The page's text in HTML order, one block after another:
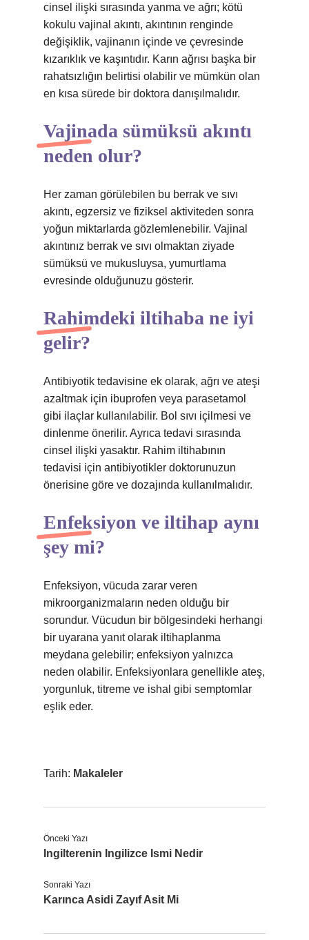
cinsel ilişki sırasında yanma ve ağrı; kötü
kokulu vajinal akıntı, akıntının renginde
değişiklik, vajinanın içinde ve çevresinde
kızarıklık ve kaşıntıdır. Karın ağrısı başka bir
rahatsızlığın belirtisi olabilir ve mümkün olan
en kısa sürede bir doktora danışılmalıdır.
Vajinada sümüksü akıntı
neden olur?
Her zaman görülebilen bu berrak ve sıvı
akıntı, egzersiz ve fiziksel aktiviteden sonra
yoğun miktarlarda gözlemlenebilir. Vajinal
akıntınız berrak ve sıvı olmaktan ziyade
sümüksü ve mukusluysa, yumurtlama
evresinde olduğunuzu gösterir.
Rahimdeki iltihaba ne iyi
gelir?
Antibiyotik tedavisine ek olarak, ağrı ve ateşi
azaltmak için ibuprofen veya parasetamol
gibi ilaçlar kullanılabilir. Bol sıvı içilmesi ve
dinlenme önerilir. Ayrıca tedavi sırasında
cinsel ilişki yasaktır. Rahim iltihabının
tedavisi için antibiyotikler doktorunuzun
önerisine göre ve dozajında ​​kullanılmalıdır.
Enfeksiyon ve iltihap aynı
şey mi?
Enfeksiyon, vücuda zarar veren
mikroorganizmaların neden olduğu bir
sorundur. Vücudun bir bölgesindeki herhangi
bir uyarana yanıt olarak iltihaplanma
meydana gelebilir; enfeksiyon yalnızca
neden olabilir. Enfeksiyonlara genellikle ateş,
yorgunluk, titreme ve ishal gibi semptomlar
eşlik eder.
Tarih: Makaleler
Önceki Yazı
Ingilterenin Ingilizce Ismi Nedir
Sonraki Yazı
Karınca Asidi Zayıf Asit Mi